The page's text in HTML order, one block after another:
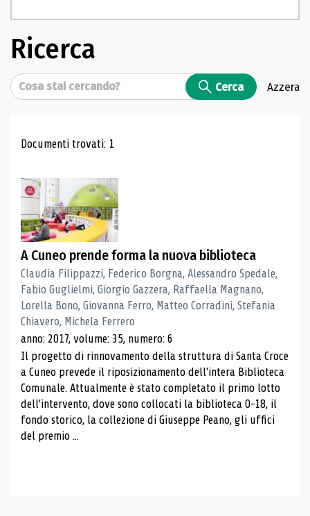
Ricerca
Cerca Cerca Azzera
Risultati di ricerca
Documenti trovati: 1
A Cuneo prende forma la nuova biblioteca
Claudia Filippazzi, Federico Borgna, Alessandro Spedale,
Fabio Guglielmi, Giorgio Gazzera, Raffaella Magnano,
Lorella Bono, Giovanna Ferro, Matteo Corradini, Stefania
Chiavero, Michela Ferrero
anno: 2017, volume: 35, numero: 6
Il progetto di rinnovamento della struttura di Santa Croce
a Cuneo prevede il riposizionamento dell'intera Biblioteca
Comunale. Attualmente è stato completato il primo lotto
dell'intervento, dove sono collocati la biblioteca 0-18, il
fondo storico, la collezione di Giuseppe Peano, gli uffici
del premio ...